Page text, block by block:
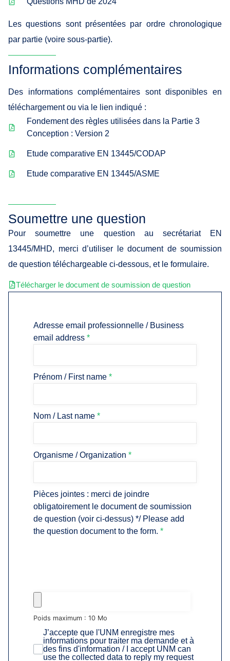
Les questions sont présentées par ordre chronologique
par partie (voire sous-partie).
Informations complémentaires
Des informations complémentaires sont disponibles en
téléchargement ou via le lien indiqué :
Fondement des règles utilisées dans la Partie 3
Conception : Version 2
Etude comparative EN 13445/CODAP
Etude comparative EN 13445/ASME
Soumettre une question
Pour soumettre une question au secrétariat EN
13445/MHD, merci d’utiliser le document de soumission
de question téléchargeable ci-dessous, et le formulaire.
Télécharger le document de soumission de question
Adresse email professionnelle / Business
email address *
Prénom / First name *
Nom / Last name *
Organisme / Organization *
Pièces jointes : merci de joindre
obligatoirement le document de soumission
de question (voir ci-dessus) */ Please add
the question document to the form. *
Poids maximum : 10 Mo
J’accepte que l'UNM enregistre mes
informations pour traiter ma demande et à
des fins d'information / I accept UNM can
use the collected data to reply my request